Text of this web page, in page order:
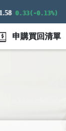
0.33(-0.13%)
申購買回清單